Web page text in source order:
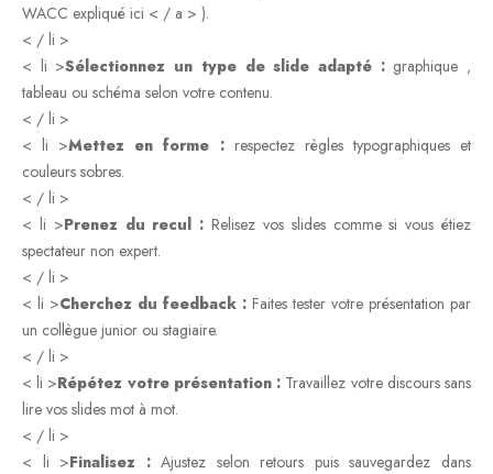
WACC expliqué ici < / a > ).
< / li >
< li >Sélectionnez un type de slide adapté :graphique ,
tableau ou schéma selon votre contenu.
< / li >
< li >Mettez en forme :respectez règles typographiques et
couleurs sobres.
< / li >
< li >Prenez du recul : Relisez vos slides comme si vous étiez
spectateur non expert.
< / li >
< li >Cherchez du feedback : Faites tester votre présentation par
un collègue junior ou stagiaire.
< / li >
< li >Répétez votre présentation : Travaillez votre discours sans
lire vos slides mot à mot.
< / li >
< li >Finalisez :Ajustez selon retours puis sauvegardez dans